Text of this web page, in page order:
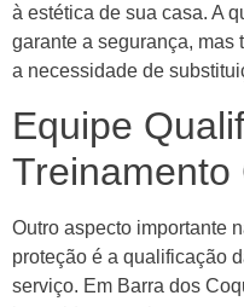
à estética de sua casa. A
garante a segurança, mas
a necessidade de
Equipe
Treinamento
Outro aspecto importante
proteção é a qualificação
serviço. Em Barra dos